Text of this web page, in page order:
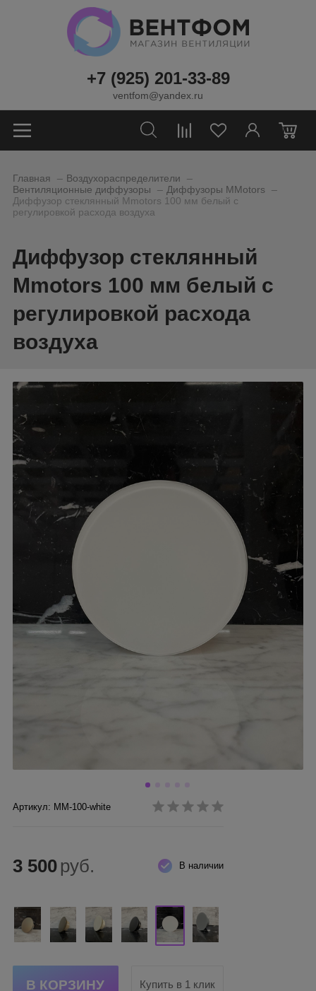
+7 (925) 201-33-89
ventfom@yandex.ru
0
Главная Воздухораспределители
Вентиляционные диффузоры _ Диффузоры MMotors
Диффузор стеклянный Mmotors 100 мм белый с
регулировкой расхода воздуха
Диффузор стеклянный
Mmotors 100 мм белый с
регулировкой расхода
воздуха
Артикул: MM-100-white
В наличии
3 500 руб.
Купить в 1 клик